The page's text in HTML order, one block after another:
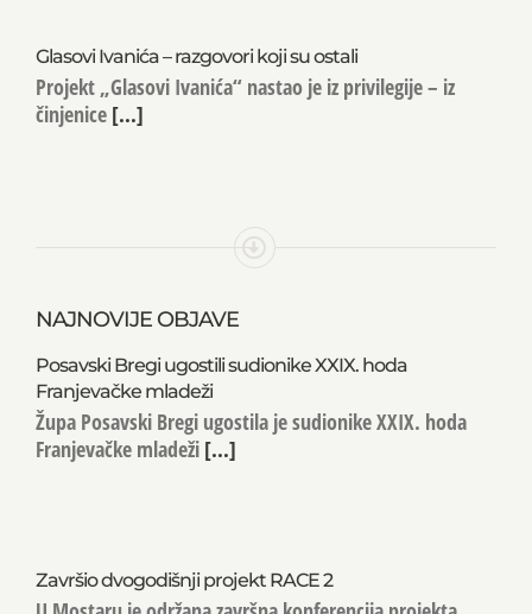
Glasovi Ivanića – razgovori koji su ostali
Projekt „Glasovi Ivanića“ nastao je iz privilegije – iz
činjenice [...]
NAJNOVIJE OBJAVE
Posavski Bregi ugostili sudionike XXIX. hoda
Franjevačke mladeži
Župa Posavski Bregi ugostila je sudionike XXIX. hoda
Franjevačke mladeži [...]
Završio dvogodišnji projekt RACE 2